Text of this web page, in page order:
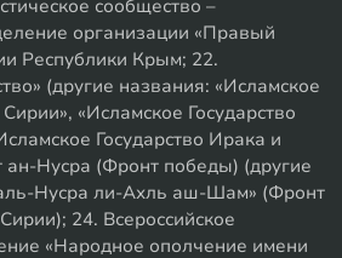
сообщество –
организации «Правый
Республики Крым; 22.
(другие названия: «Исламское
«Исламское Государство
Государство Ирака и
Нусра (Фронт победы) (другие
Нусра ли-Ахль аш-Шам» (Фронт
24. Всероссийское
«Народное ополчение имени